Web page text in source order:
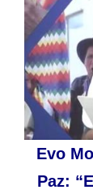
Evo
Paz: